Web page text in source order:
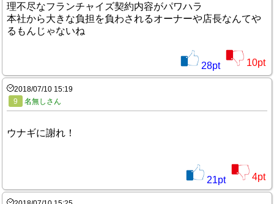
理不尽なフランチャイズ契約内容がパワハラ
本社から大きな負担を負わされるオーナーや店長なんてや
るもんじゃないね
28pt 10pt
2018/07/10 15:19
9
名無しさん
ウナギに謝れ！
21pt 4pt